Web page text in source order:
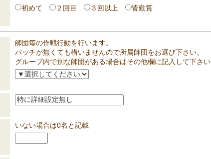
初めて ２回目 ３回以上 皆勤賞
師団毎の作戦行動を行います。
パッチが無くても構いませんので所属師団をお選び下さい。
グループ内で別な師団がある場合はその他欄に記入して下さい
いない場合は0名と記載